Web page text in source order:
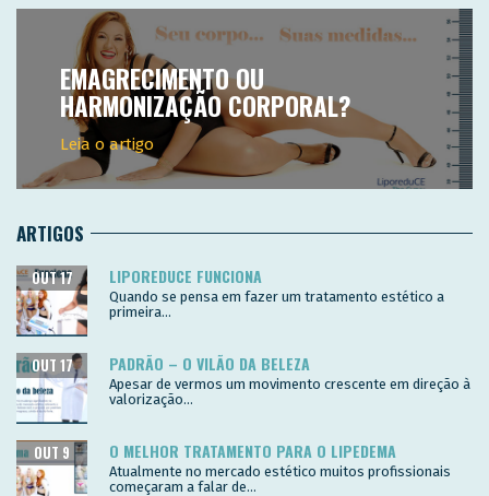
EMAGRECIMENTO OU
HARMONIZAÇÃO CORPORAL?
Leia o artigo
ARTIGOS
LIPOREDUCE FUNCIONA
OUT 17
Quando se pensa em fazer um tratamento estético a
primeira...
PADRÃO – O VILÃO DA BELEZA
OUT 17
Apesar de vermos um movimento crescente em direção à
valorização...
O MELHOR TRATAMENTO PARA O LIPEDEMA
OUT 9
Atualmente no mercado estético muitos profissionais
começaram a falar de...